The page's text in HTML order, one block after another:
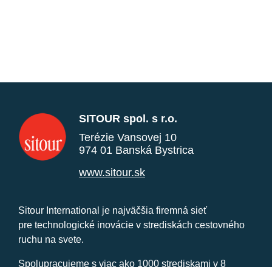
SITOUR spol. s r.o.
Terézie Vansovej 10
974 01 Banská Bystrica
www.sitour.sk
Sitour International je najväčšia firemná sieť
pre technologické inovácie v strediskách cestovného
ruchu na svete.
Spolupracujeme s viac ako 1000 strediskami v 8